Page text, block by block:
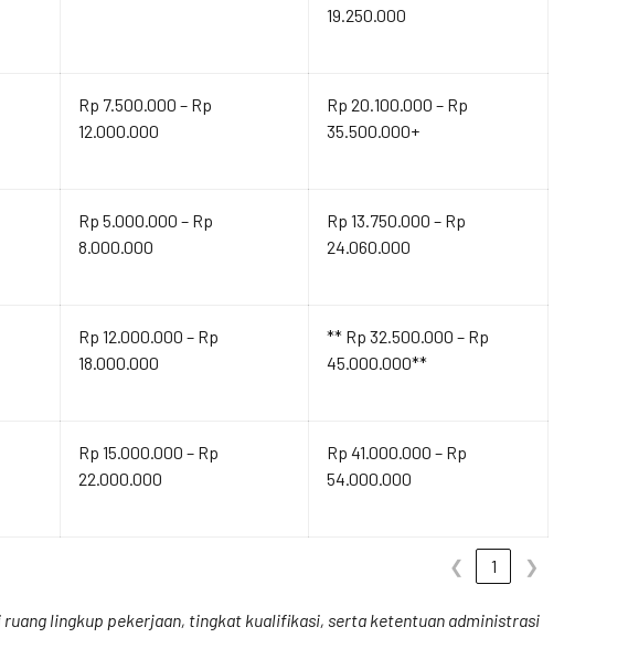
19.250.000
Rp 7.500.000 – Rp
12.000.000
Rp 20.100.000 – Rp
35.500.000+
Rp 5.000.000 – Rp
8.000.000
Rp 13.750.000 – Rp
24.060.000
Rp 12.000.000 – Rp
18.000.000
** Rp 32.500.000 – Rp
45.000.000**
Rp 15.000.000 – Rp
22.000.000
Rp 41.000.000 – Rp
54.000.000
❮ 1 ❯
lingkup pekerjaan, tingkat kualifikasi, serta ketentuan administrasi